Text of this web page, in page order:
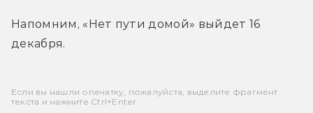
Напомним, «Нет пути домой» выйдет 16
декабря.
Если вы нашли опечатку, пожалуйста, выделите фрагмент
текста и нажмите Ctrl+Enter.